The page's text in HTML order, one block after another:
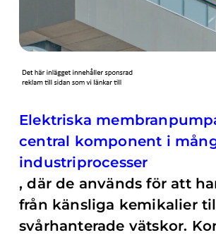
Elektriska
central komponent i
industriprocesser
, där de används för att
från känsliga kemikalier
svårhanterade vätskor.